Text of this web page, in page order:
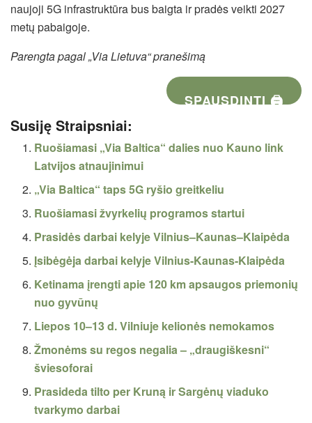
naujoji 5G infrastruktūra bus baigta ir pradės veikti 2027
metų pabaigoje.
Parengta pagal „Via Lietuva“ pranešimą
SPAUSDINTI 🖨
Susiję Straipsniai:
Ruošiamasi „Via Baltica“ dalies nuo Kauno link
Latvijos atnaujinimui
„Via Baltica“ taps 5G ryšio greitkeliu
Ruošiamasi žvyrkelių programos startui
Prasidės darbai kelyje Vilnius–Kaunas–Klaipėda
Įsibėgėja darbai kelyje Vilnius-Kaunas-Klaipėda
Ketinama įrengti apie 120 km apsaugos priemonių
nuo gyvūnų
Liepos 10–13 d. Vilniuje kelionės nemokamos
Žmonėms su regos negalia – „draugiškesni“
šviesoforai
Prasideda tilto per Kruną ir Sargėnų viaduko
tvarkymo darbai